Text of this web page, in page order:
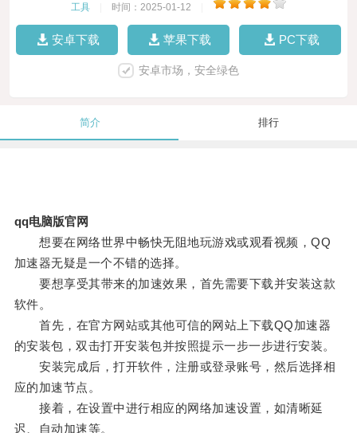
工具 时间：2025-01-12
安卓下载 苹果下载 PC下载
安卓市场，安全绿色
简介 排行
qq电脑版官网
想要在网络世界中畅快无阻地玩游戏或观看视频，QQ
加速器无疑是一个不错的选择。
要想享受其带来的加速效果，首先需要下载并安装这款
软件。
首先，在官方网站或其他可信的网站上下载QQ加速器
的安装包，双击打开安装包并按照提示一步一步进行安装。
安装完成后，打开软件，注册或登录账号，然后选择相
应的加速节点。
接着，在设置中进行相应的网络加速设置，如清晰延
迟、自动加速等。